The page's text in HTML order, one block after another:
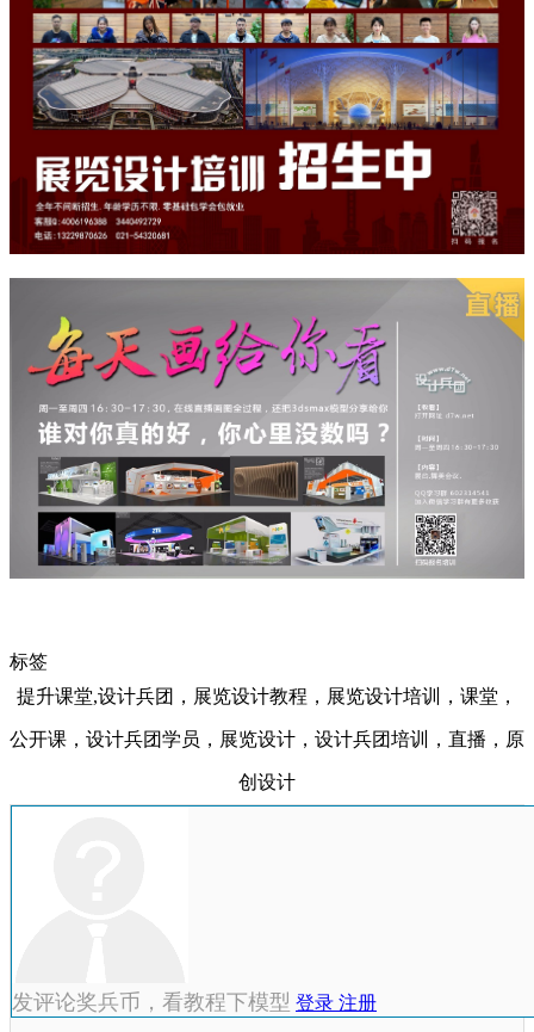
标签
提升课堂,设计兵团，展览设计教程，展览设计培训，课堂，
公开课，设计兵团学员，展览设计，设计兵团培训，直播，原
创设计
发评论奖兵币，看教程下模型 登录 注册